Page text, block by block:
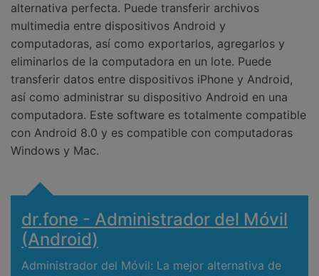
alternativa perfecta. Puede transferir archivos
multimedia entre dispositivos Android y
computadoras, así como exportarlos, agregarlos y
eliminarlos de la computadora en un lote. Puede
transferir datos entre dispositivos iPhone y Android,
así como administrar su dispositivo Android en una
computadora. Este software es totalmente compatible
con Android 8.0 y es compatible con computadoras
Windows y Mac.
dr.fone - Administrador del Móvil
(Android)
Administrador del Móvil: La mejor alternativa de